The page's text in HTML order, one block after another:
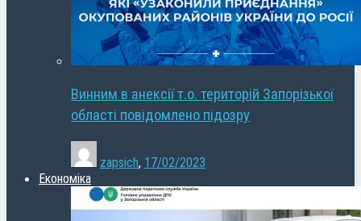
Винним в анексії т.о. територій Запорізької
області повідомлено підозру
zapsich, 17/02/2023
Економіка